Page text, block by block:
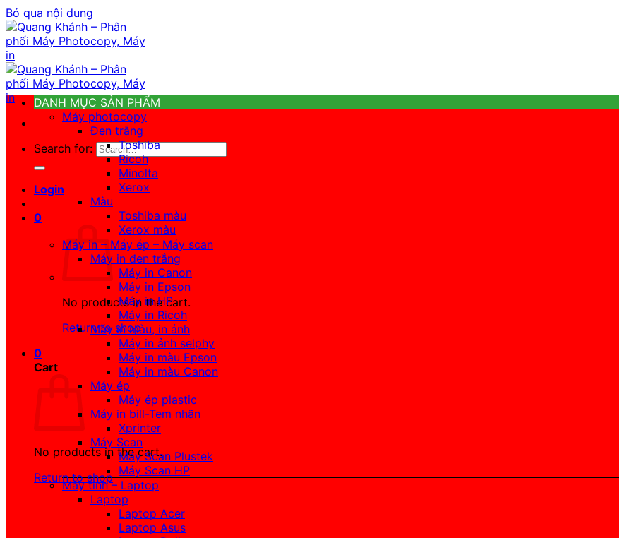
Bỏ qua nội dung
Search for:
Login
0
No products in the cart.
Return to shop
0
Cart
No products in the cart.
Return to shop
DANH MỤC SẢN PHẨM
Máy photocopy
Đen trắng
Toshiba
Ricoh
Minolta
Xerox
Màu
Toshiba màu
Xerox màu
Máy in – Máy ép – Máy scan
Máy in đen trắng
Máy in Canon
Máy in Epson
Máy in HP
Máy in Ricoh
Máy in màu, in ảnh
Máy in ảnh selphy
Máy in màu Epson
Máy in màu Canon
Máy ép
Máy ép plastic
Máy in bill-Tem nhãn
Xprinter
Máy Scan
Máy Scan Plustek
Máy Scan HP
Máy tính – Laptop
Laptop
Laptop Acer
Laptop Asus